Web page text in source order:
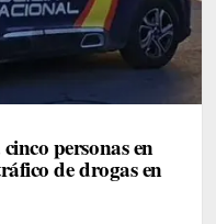
personas en
de drogas en